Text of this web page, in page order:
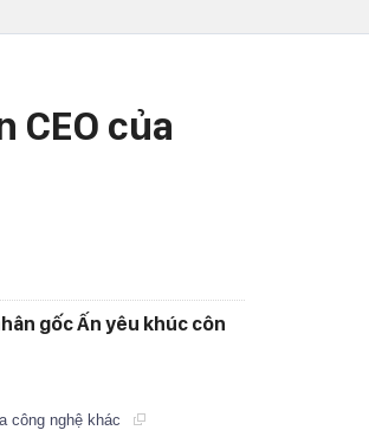
CEO của
gốc Ấn yêu khúc côn
công nghệ khác